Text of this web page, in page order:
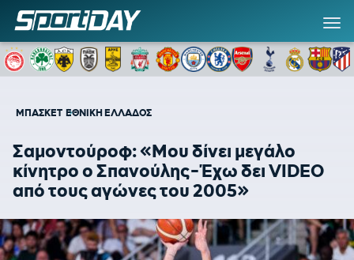
ΜΠΑΣΚΕΤ ΕΘΝΙΚΗ ΕΛΛΑΔΟΣ
Σαμοντούροφ: «Μου δίνει μεγάλο
κίνητρο ο Σπανούλης-Έχω δει VIDEO
από τους αγώνες του 2005»